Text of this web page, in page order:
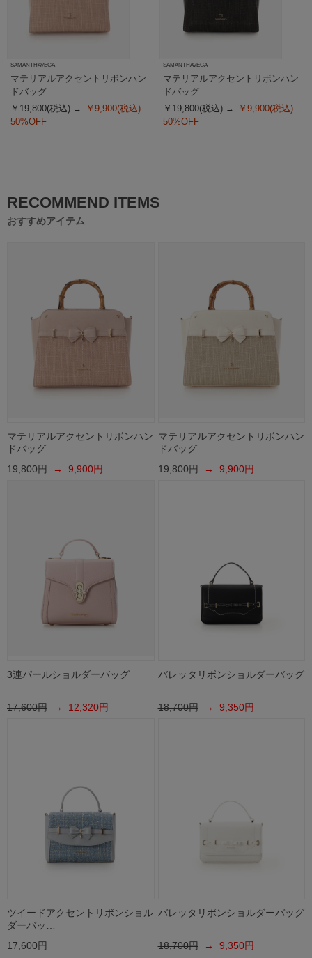
SAMANTHAVEGA
マテリアルアクセントリボンハン
ドバッグ
￥19,800(税込)
￥9,900(税込)
50%OFF
SAMANTHAVEGA
マテリアルアクセントリボンハン
ドバッグ
￥19,800(税込)
￥9,900(税込)
50%OFF
RECOMMEND ITEMS
おすすめアイテム
マテリアルアクセントリボンハン
ドバッグ
19,800円 → 9,900円
マテリアルアクセントリボンハン
ドバッグ
19,800円→ 9,900円
3連パールショルダーバッグ
17,600円 → 12,320円
バレッタリボンショルダーバッグ
18,700円→ 9,350円
ツイードアクセントリボンショル
ダーバッ…
17,600円
バレッタリボンショルダーバッグ
18,700円→ 9,350円